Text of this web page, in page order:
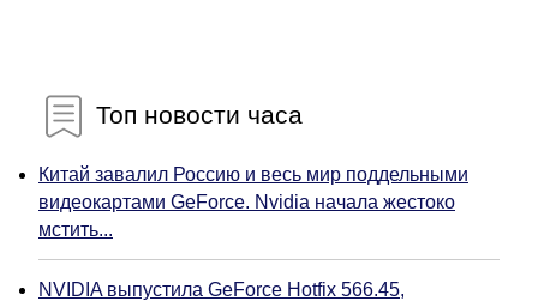
Топ новости часа
Китай завалил Россию и весь мир поддельными
видеокартами GeForce. Nvidia начала жестоко
мстить...
NVIDIA выпустила GeForce Hotfix 566.45,